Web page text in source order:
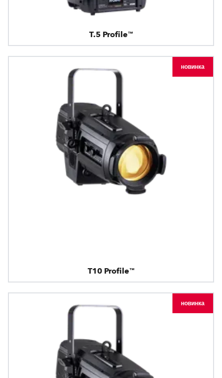
T.5 Profile™
T10 Profile™
новинка
новинка